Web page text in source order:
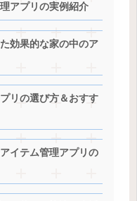
アプリの実例紹介
効果的な家の中のア
リの選び方＆おすす
イテム管理アプリの